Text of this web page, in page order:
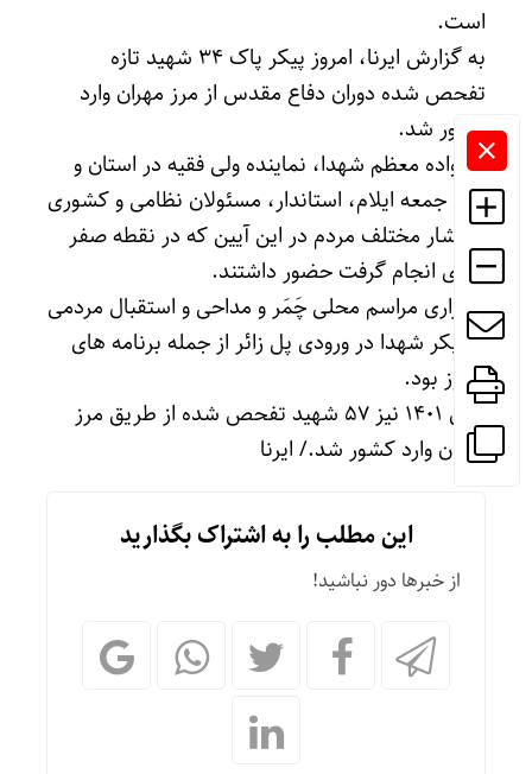
است.
به گزارش ایرنا، امروز پیکر پاک ۳۴ شهید تازه
تفحص شده دوران دفاع مقدس از مرز مهران وارد
کشور شد.
خانواده معظم شهدا، نماینده ولی فقیه در استان و
امام جمعه ایلام، استاندار، مسئولان نظامی و کشوری
و اقشار مختلف مردم در این آیین که در نقطه صفر
مرزی انجام گرفت حضور داشتند.
برگزاری مراسم محلی چَمَر و مداحی و استقبال مردمی
از پیکر شهدا در ورودی پل زائر از جمله برنامه های
امروز بود.
سال ۱۴۰۱ نیز ۵۷ شهید تفحص شده از طریق مرز
مهران وارد کشور شد./ ایرنا
این مطلب را به اشتراک بگذارید
از خبرها دور نباشید!